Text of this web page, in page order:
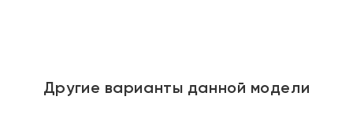
Другие варианты данной модели